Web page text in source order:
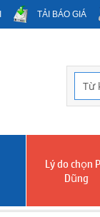
TẢI BÁO GIÁ
Lý do chọn
Dũng